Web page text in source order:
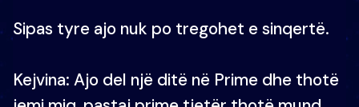
Sipas tyre ajo nuk po tregohet e sinqertë.
Kejvina: Ajo del një ditë në Prime dhe thotë